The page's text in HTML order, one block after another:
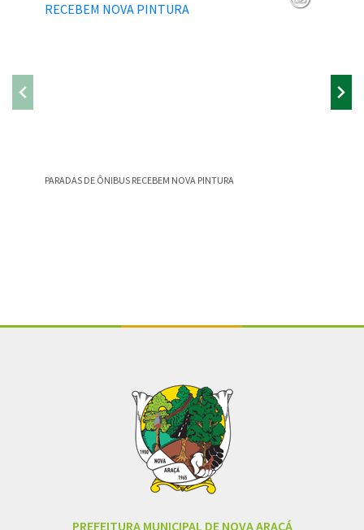
PARADAS DE ÔNIBUS RECEBEM NOVA PINTURA
PREFEITURA MUNICIPAL DE NOVA ARAÇÁ